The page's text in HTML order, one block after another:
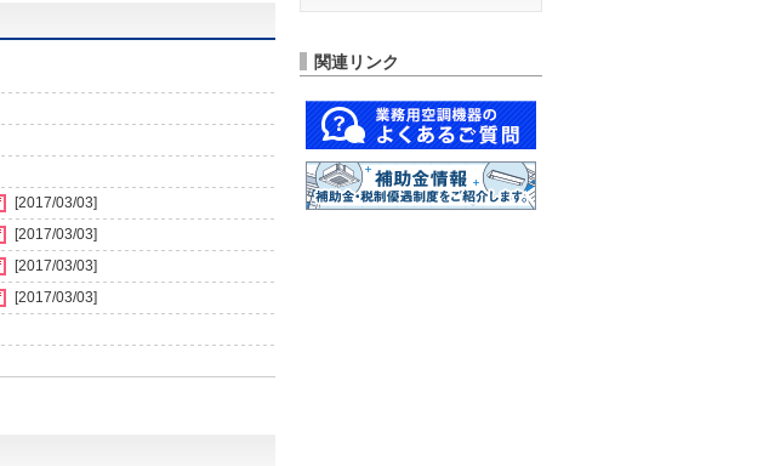
[2017/03/03]
[2017/03/03]
[2017/03/03]
[2017/03/03]
関連リンク